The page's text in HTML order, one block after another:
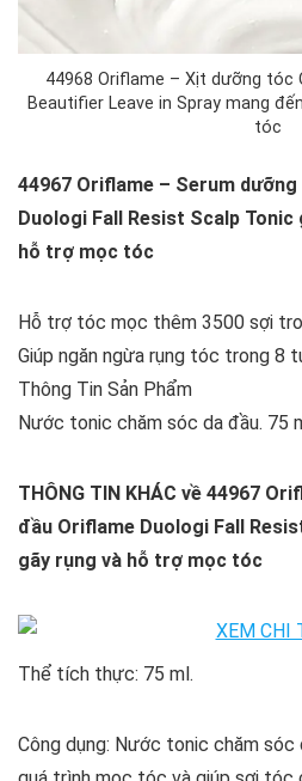
44968 Oriflame – Xịt dưỡng tóc
Beautifier Leave in Spray mang
tóc
44967 Oriflame – Serum
Duologi Fall Resist Scalp Tonic
hỗ trợ mọc tóc
Hỗ trợ tóc mọc thêm 3500 sợi
Giúp ngăn ngừa rụng tóc trong 8
Thông Tin Sản Phẩm
Nước tonic chăm sóc da đầu. 75
THÔNG TIN KHÁC về 44967
đầu Oriflame Duologi Fall
gãy rụng và hỗ trợ mọc tóc
Thể tích thực: 75 ml.
Công dụng: Nước tonic chăm